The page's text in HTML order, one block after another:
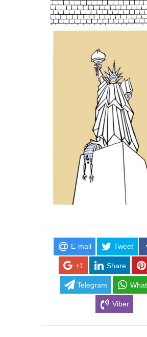
E-mail Tweet
+1 Share
Telegram
Viber